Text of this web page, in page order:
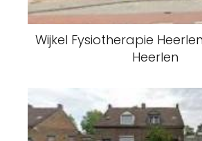
Wijkel Fysiotherapie
Heerlen